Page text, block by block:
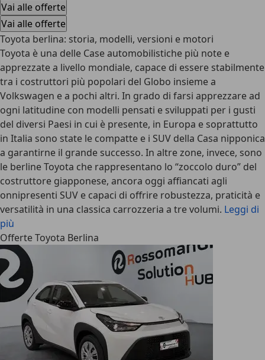
Vai alle offerte
Vai alle offerte
Toyota berlina: storia, modelli, versioni e motori
Toyota è una delle Case automobilistiche più note e
apprezzate a livello mondiale, capace di essere stabilmente
tra i costruttori più popolari del Globo insieme a
Volkswagen e a pochi altri. In grado di farsi apprezzare ad
ogni latitudine con modelli pensati e sviluppati per i gusti
del diversi Paesi in cui è presente, in Europa e soprattutto
in Italia sono state le compatte e i SUV della Casa nipponica
a garantirne il grande successo. In altre zone, invece, sono
le berline Toyota che rappresentano lo “zoccolo duro” del
costruttore giapponese, ancora oggi affiancati agli
onnipresenti SUV e capaci di offrire robustezza, praticità e
versatilità in una classica carrozzeria a tre volumi. Leggi di
più
Offerte Toyota Berlina